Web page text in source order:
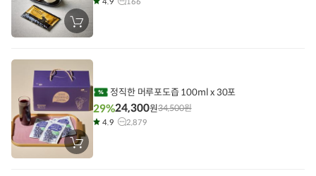
장
바
에
담
장
바
정직한 머루포도즙 100ml x 30포
29%24,300원34,500원
4.9 2,879